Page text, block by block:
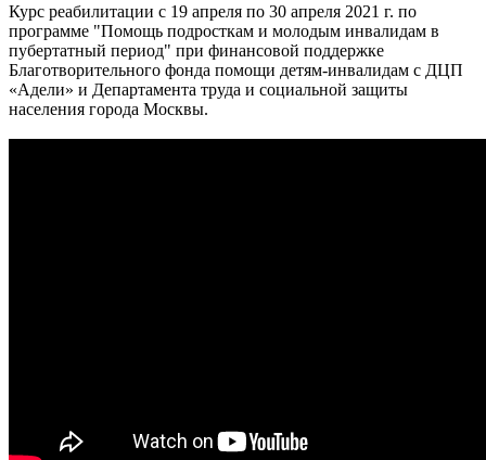
Курс реабилитации с 19 апреля по 30 апреля 2021 г. по
программе "Помощь подросткам и молодым инвалидам в
пубертатный период" при финансовой поддержке
Благотворительного фонда помощи детям-инвалидам с ДЦП
«Адели» и Департамента труда и социальной защиты
населения города Москвы.